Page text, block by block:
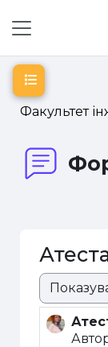
Факультет
Відкритий
Режим